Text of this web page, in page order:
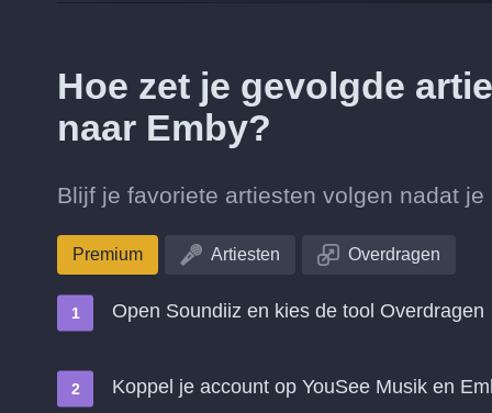
Hoe zet je gevolgde
naar Emby?
Blijf je favoriete artiesten volgen nadat
Premium Artiesten Overdragen
Open Soundiiz en kies de tool Overdragen
Koppel je account op YouSee Musik en